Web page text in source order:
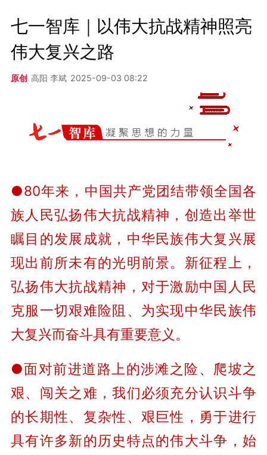
七一智库｜以伟大抗战精神照亮
伟大复兴之路
原创 高阳 李斌 2025-09-03 08:22
●80年来，中国共产党团结带领全国各
族人民弘扬伟大抗战精神，创造出举世
瞩目的发展成就，中华民族伟大复兴展
现出前所未有的光明前景。新征程上，
弘扬伟大抗战精神，对于激励中国人民
克服一切艰难险阻、为实现中华民族伟
大复兴而奋斗具有重要意义。
●面对前进道路上的涉滩之险、爬坡之
艰、闯关之难，我们必须充分认识斗争
的长期性、复杂性、艰巨性，勇于进行
具有许多新的历史特点的伟大斗争，始